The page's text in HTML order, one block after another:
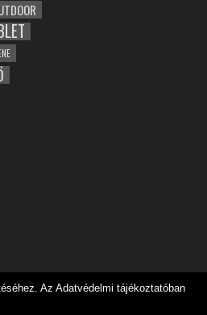
Az Adatvédelmi tájékoztatóban